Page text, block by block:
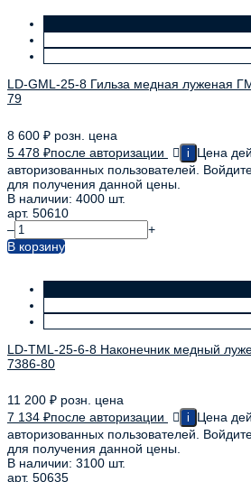
LD-GML-25-8 Гильза медная луженая
79
8 600 ₽ розн. цена
5 478 ₽после авторизации i
Цена
авторизованных пользователей.
для получения данной цены.
В наличии: 4000 шт.
арт. 50610
–
+
В корзину
LD-TML-25-6-8 Наконечник медный
7386-80
11 200 ₽ розн. цена
7 134 ₽после авторизации i
Цена
авторизованных пользователей.
для получения данной цены.
В наличии: 3100 шт.
арт. 50635